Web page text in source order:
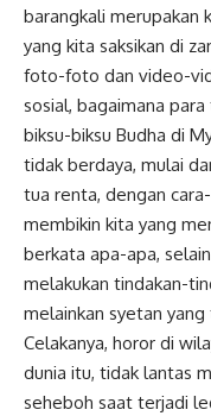
barangkali merupakan
yang kita saksikan di
foto-foto dan video-
sosial, bagaimana
biksu-biksu Budha di
tidak berdaya, mulai
tua renta, dengan
membikin kita yang
berkata apa-apa,
melakukan tindakan-
melainkan syetan
Celakanya, horor di
dunia itu, tidak lantas
seheboh saat terjadi